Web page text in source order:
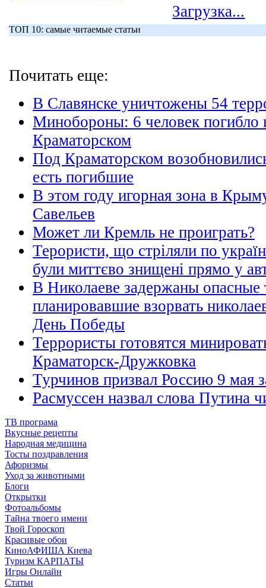
Загрузка...
ТОП 10: самые читаемые статьи
Почитать еще:
В Славянске уничтожены 54
Минобороны: 6 человек погибло
Краматорском
Под Краматорском
есть погибшие
В этом году игорная зона в
Савельев
Может ли Кремль не проиграть?
Терористи, що стріляли по
були миттєво знищені прямо у
В Николаеве задержаны опасные
планировавшие взорвать
День Победы
Террористы готовятся
Краматорск-Дружковка
Турчинов призвал Россию 9 мая
Расмуссен назвал слова Путина
ТВ програма
Вкусные рецепты
Народная медицина
Тосты поздравления
Афоризмы
Уход за животными
Блоги
Открытки
Фотоальбомы
Тайна твоего имени
Твой Гороскоп
Красивые обои
КиноАФИША Киева
Туризм КАРПАТЫ
Игры Онлайн
Статьи